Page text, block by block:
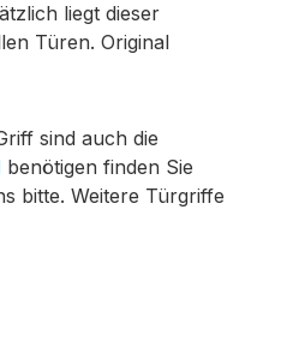
liegt dieser
Türen. Original
sind auch die
benötigen finden Sie
bitte. Weitere Türgriffe